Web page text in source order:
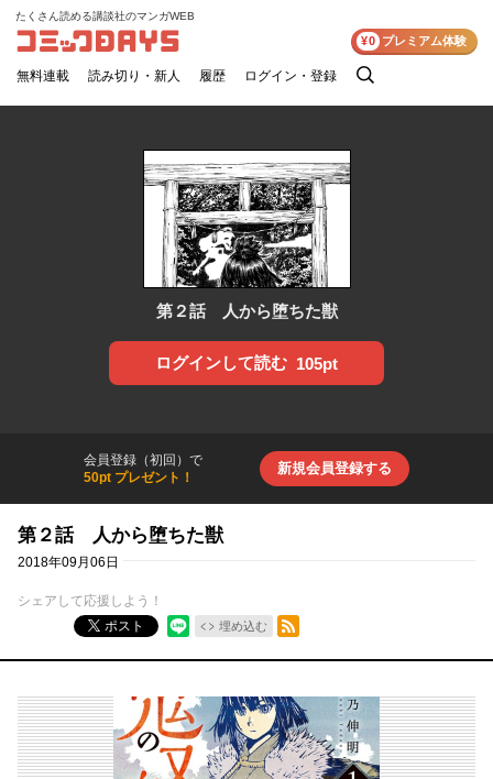
コミックDAYS
たくさん読める講談社のマンガWEB
無料連載 読み切り・新人 履歴 ログイン・登録
検
¥0 プレミアム体験
第２話 人から堕ちた獣
ログインして読む 105pt
会員登録（初回）で
50pt プレゼント！
新規会員登録する
第２話 人から堕ちた獣
2018年09月06日
シェアして応援しよう！
ポスト
埋め込む
RSSフィード